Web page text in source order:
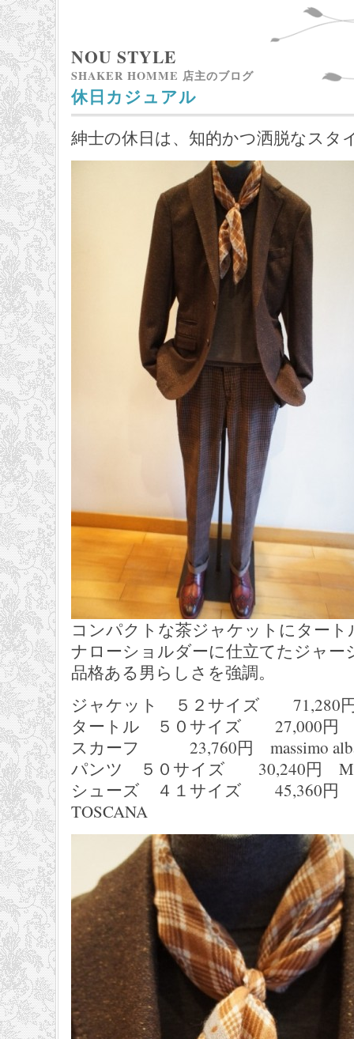
NOU STYLE
SHAKER HOMME 店主のブログ
休日カジュアル
紳士の休日は、知的かつ洒脱なスタ
コンパクトな茶ジャケットにター
ナローショルダーに仕立てたジャー
品格ある男らしさを強調。
ジャケット ５２サイズ 71,280
タートル ５０サイズ 27,000円
スカーフ 23,760円 massimo
パンツ ５０サイズ 30,240円
シューズ ４１サイズ 45,360円
TOSCANA